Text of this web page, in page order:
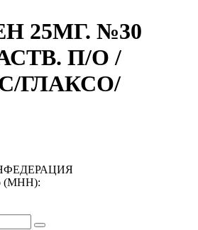
25МГ. №30
П/О /
ГЛАКСО/
(МНН):